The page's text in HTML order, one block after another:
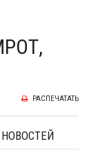
РАСПЕЧАТАТЬ
НОВОСТЕЙ